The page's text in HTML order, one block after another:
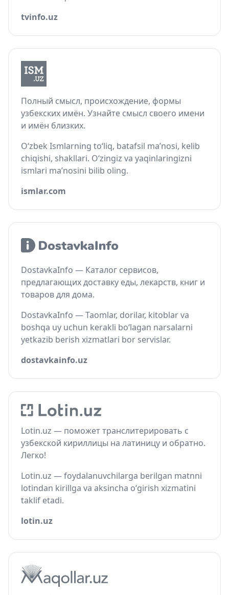
tvinfo.uz
Полный смысл, происхождение, формы
узбекских имён. Узнайте смысл своего имени
и имён близких.
O‘zbek Ismlarning to‘liq, batafsil ma’nosi, kelib
chiqishi, shakllari. O‘zingiz va yaqinlaringizni
ismlari ma’nosini bilib oling.
ismlar.com
DostavkaInfo — Каталог сервисов,
предлагающих доставку еды, лекарств, книг и
товаров для дома.
DostavkaInfo — Taomlar, dorilar, kitoblar va
boshqa uy uchun kerakli bo‘lagan narsalarni
yetkazib berish xizmatlari bor servislar.
dostavkainfo.uz
Lotin.uz — поможет транслитерировать с
узбекской кириллицы на латиницу и обратно.
Легко!
Lotin.uz — foydalanuvchilarga berilgan matnni
lotindan kirillga va aksincha o‘girish xizmatini
taklif etadi.
lotin.uz